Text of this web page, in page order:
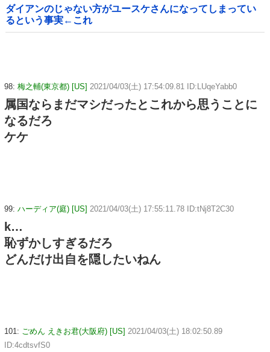
ダイアンのじゃない方がユースケさんになってしまってい
るという事実←これ
98: 梅之輔(東京都) [US] 2021/04/03(土) 17:54:09.81 ID:LUqeYabb0
属国ならまだマシだったとこれから思うことに
なるだろ
ケケ
99: ハーディア(庭) [US] 2021/04/03(土) 17:55:11.78 ID:tNj8T2C30
k…
恥ずかしすぎるだろ
どんだけ出自を隠したいねん
101: ごめん えきお君(大阪府) [US] 2021/04/03(土) 18:02:50.89
ID:4cdtsvfS0